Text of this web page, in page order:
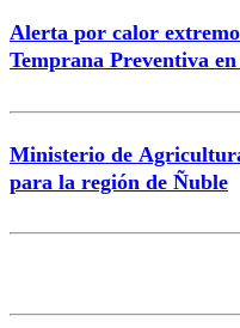
Alerta por calor
Temprana Preventiva
Ministerio de
para la región de Ñuble